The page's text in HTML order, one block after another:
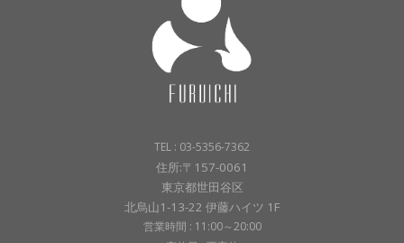
TEL : 03-5356-7362
住所:〒157-0061
東京都世田谷区
北烏山1-13-22 伊藤ハイツ 1F
営業時間 : 11:00～20:00